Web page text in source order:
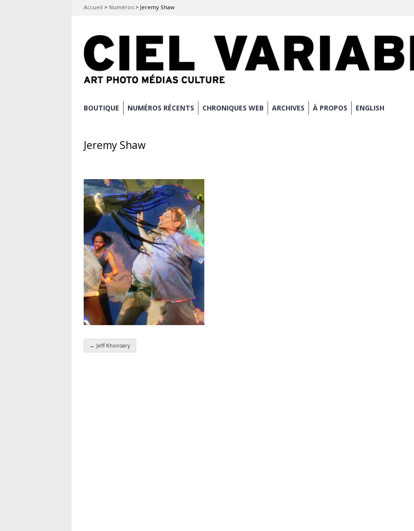
Accueil > Numéros > Jeremy Shaw
Aller
principal
BOUTIQUE NUMÉROS RÉCENTS CHRONIQUES WEB ARCHIVES À PROPOS ENGLISH
Jeremy Shaw
← Jeff Khonsary